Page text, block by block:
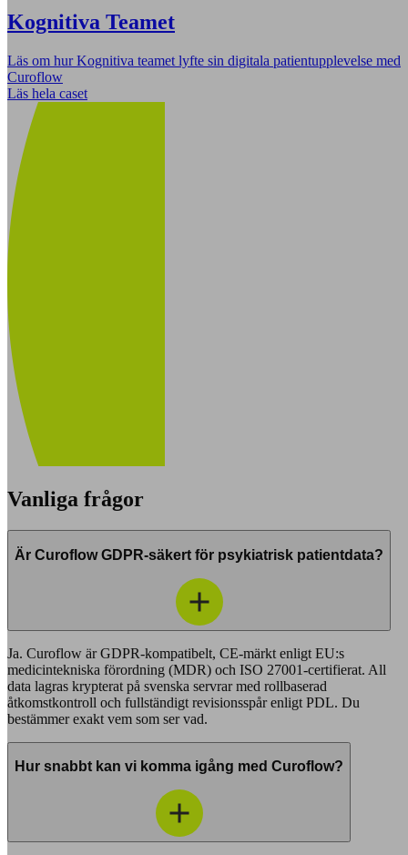
Kognitiva Teamet
Läs om hur Kognitiva teamet lyfte sin digitala patientupplevelse med
Curoflow
Läs hela caset
Vanliga frågor
Är Curoflow GDPR-säkert för psykiatrisk patientdata?
Ja. Curoflow är GDPR-kompatibelt, CE-märkt enligt EU:s
medicintekniska förordning (MDR) och ISO 27001-certifierat. All
data lagras krypterat på svenska servrar med rollbaserad
åtkomstkontroll och fullständigt revisionsspår enligt PDL. Du
bestämmer exakt vem som ser vad.
Hur snabbt kan vi komma igång med Curoflow?